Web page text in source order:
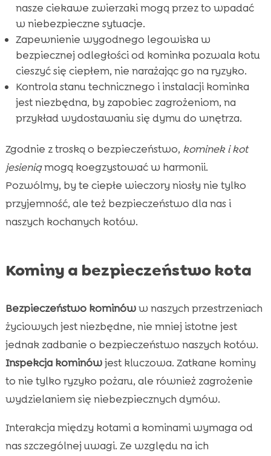
nasze ciekawe zwierzaki mogą przez to wpadać
w niebezpieczne sytuacje.
Zapewnienie wygodnego legowiska w
bezpiecznej odległości od kominka pozwala kotu
cieszyć się ciepłem, nie narażając go na ryzyko.
Kontrola stanu technicznego i instalacji kominka
jest niezbędna, by zapobiec zagrożeniom, na
przykład wydostawaniu się dymu do wnętrza.
Zgodnie z troską o bezpieczeństwo, kominek i kot
jesieniąmogą koegzystować w harmonii.
Pozwólmy, by te ciepłe wieczory niosły nie tylko
przyjemność, ale też bezpieczeństwo dla nas i
naszych kochanych kotów.
Kominy a bezpieczeństwo kota
Bezpieczeństwo kominóww naszych przestrzeniach
życiowych jest niezbędne, nie mniej istotne jest
jednak zadbanie o bezpieczeństwo naszych kotów.
Inspekcja kominówjest kluczowa. Zatkane kominy
to nie tylko ryzyko pożaru, ale również zagrożenie
wydzielaniem się niebezpiecznych dymów.
Interakcja między kotami a kominami wymaga od
nas szczególnej uwagi. Ze względu na ich